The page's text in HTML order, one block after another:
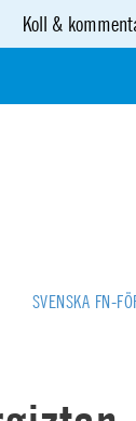
Koll &
SVENSKA FN-